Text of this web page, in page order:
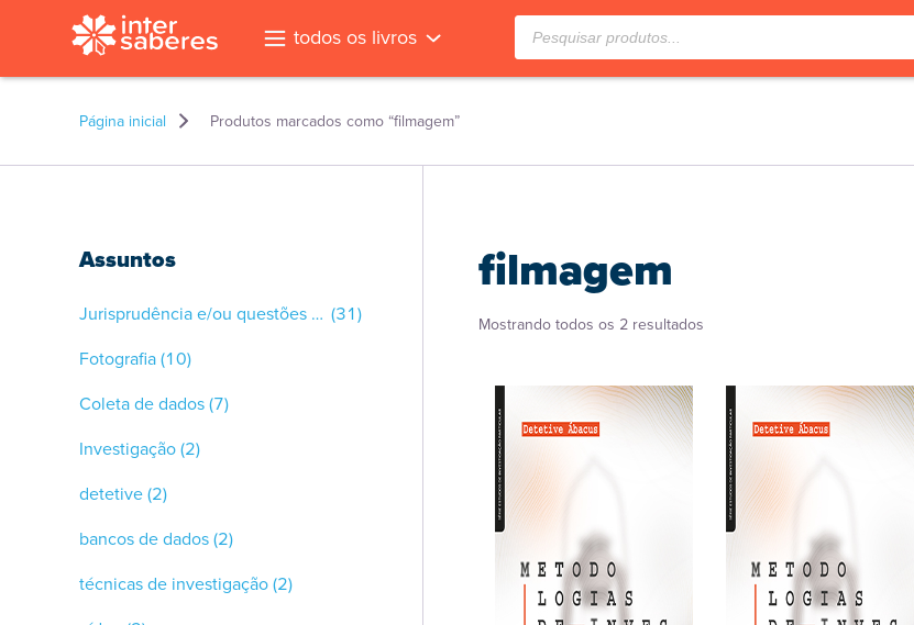
todos os livros
Pesquisar
produtos
Página inicial Produtos marcados como “filmagem”
Assuntos
Jurisprudência e/ou questões gerais (31)
Fotografia(10)
Coleta de dados(7)
Investigação(2)
detetive(2)
bancos de dados(2)
técnicas de investigação(2)
filmagem
Mostrando todos os 2 resultados